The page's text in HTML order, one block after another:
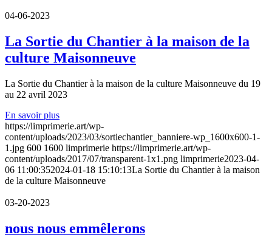
04-06-2023
La Sortie du Chantier à la maison de la
culture Maisonneuve
La Sortie du Chantier à la maison de la culture Maisonneuve du 19
au 22 avril 2023
En savoir plus
https://limprimerie.art/wp-
content/uploads/2023/03/sortiechantier_banniere-wp_1600x600-1-
1.jpg 600 1600 limprimerie https://limprimerie.art/wp-
content/uploads/2017/07/transparent-1x1.png limprimerie2023-04-
06 11:00:352024-01-18 15:10:13La Sortie du Chantier à la maison
de la culture Maisonneuve
03-20-2023
nous nous emmêlerons